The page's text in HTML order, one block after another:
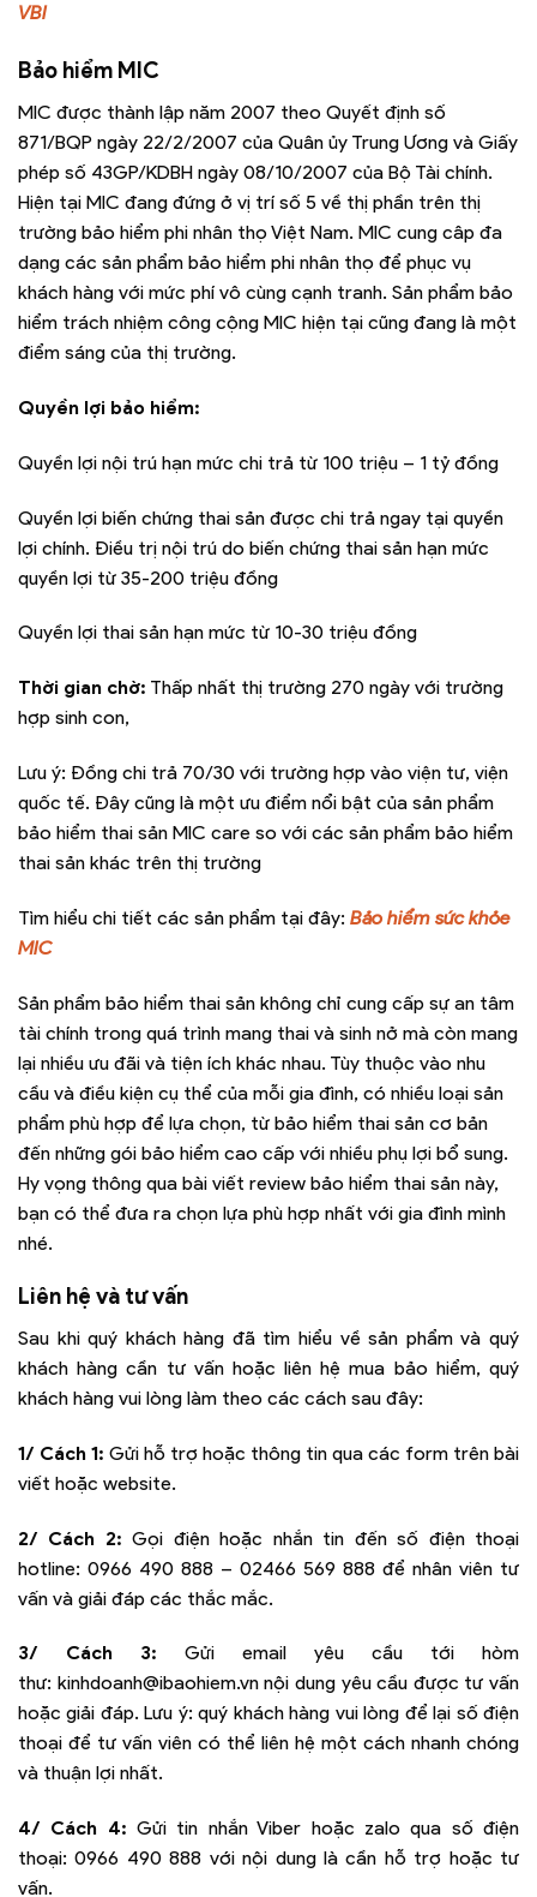
VBI
Bảo hiểm MIC
MIC được thành lập năm 2007 theo Quyết định số
871/BQP ngày 22/2/2007 của Quân ủy Trung Ương và Giấy
phép số 43GP/KDBH ngày 08/10/2007 của Bộ Tài chính.
Hiện tại MIC đang đứng ở vị trí số 5 về thị phần trên thị
trường bảo hiểm phi nhân thọ Việt Nam. MIC cung câp đa
dạng các sản phẩm bảo hiểm phi nhân thọ để phục vụ
khách hàng với mức phí vô cùng cạnh tranh. Sản phẩm bảo
hiểm trách nhiệm công cộng MIC hiện tại cũng đang là một
điểm sáng của thị trường.
Quyền lợi bảo hiểm:
Quyền lợi nội trú hạn mức chi trả từ 100 triệu – 1 tỷ đồng
Quyền lợi biến chứng thai sản được chi trả ngay tại quyền
lợi chính. Điều trị nội trú do biến chứng thai sản hạn mức
quyền lợi từ 35-200 triệu đồng
Quyền lợi thai sản hạn mức từ 10-30 triệu đồng
Thời gian chờ: Thấp nhất thị trường 270 ngày với trường
hợp sinh con,
Lưu ý: Đồng chi trả 70/30 với trường hợp vào viện tư, viện
quốc tế. Đây cũng là một ưu điểm nổi bật của sản phẩm
bảo hiểm thai sản MIC care so với các sản phẩm bảo hiểm
thai sản khác trên thị trường
Tìm hiểu chi tiết các sản phẩm tại đây: Bảo hiểm sức khỏe
MIC
Sản phẩm bảo hiểm thai sản không chỉ cung cấp sự an tâm
tài chính trong quá trình mang thai và sinh nở mà còn mang
lại nhiều ưu đãi và tiện ích khác nhau. Tùy thuộc vào nhu
cầu và điều kiện cụ thể của mỗi gia đình, có nhiều loại sản
phẩm phù hợp để lựa chọn, từ bảo hiểm thai sản cơ bản
đến những gói bảo hiểm cao cấp với nhiều phụ lợi bổ sung.
Hy vọng thông qua bài viết review bảo hiểm thai sản này,
bạn có thể đưa ra chọn lựa phù hợp nhất với gia đình mình
nhé.
Liên hệ và tư vấn
Sau khi quý khách hàng đã tìm hiểu về sản phẩm và quý
khách hàng cần tư vấn hoặc liên hệ mua bảo hiểm, quý
khách hàng vui lòng làm theo các cách sau đây:
1/ Cách 1: Gửi hỗ trợ hoặc thông tin qua các form trên bài
viết hoặc website.
2/ Cách 2: Gọi điện hoặc nhắn tin đến số điện thoại
hotline: 0966 490 888 – 02466 569 888 để nhân viên tư
vấn và giải đáp các thắc mắc.
3/ Cách 3: Gửi email yêu cầu tới hòm
thư: kinhdoanh@ibaohiem.vnnội dung yêu cầu được tư vấn
hoặc giải đáp. Lưu ý: quý khách hàng vui lòng để lại số điện
thoại để tư vấn viên có thể liên hệ một cách nhanh chóng
và thuận lợi nhất.
4/ Cách 4: Gửi tin nhắn Viber hoặc zalo qua số điện
thoại:0966 490 888 với nội dung là cần hỗ trợ hoặc tư
vấn.